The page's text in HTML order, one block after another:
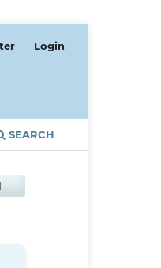
SEARCH
Login